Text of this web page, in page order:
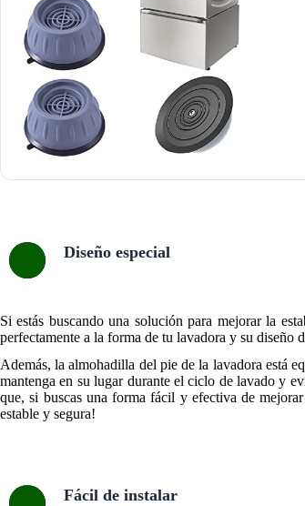
Diseño especial
Si estás buscando una solución para mejorar la
perfectamente a la forma de tu lavadora y su diseño
Además, la almohadilla del pie de la lavadora está
mantenga en su lugar durante el ciclo de lavado y
que, si buscas una forma fácil y efectiva de
estable y segura!
Fácil de instalar